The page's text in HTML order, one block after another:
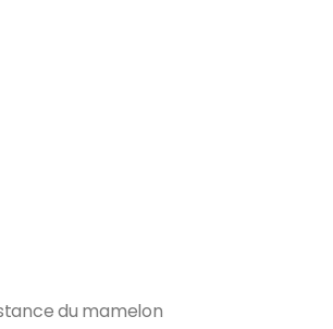
du mamelon